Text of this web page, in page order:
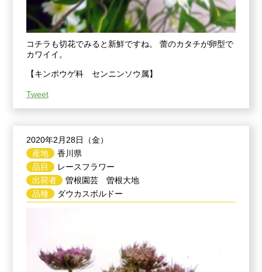
コチラも切花でみると新鮮ですね。 蕾のカタチが卵型で
カワイイ。
【キンポウゲ科 センニンソウ属】
Tweet
2020年2月28日（金）
産地
香川県
品目
レースフラワー
出荷者
曽根園芸 曽根大地
品種
ダウカスボルドー